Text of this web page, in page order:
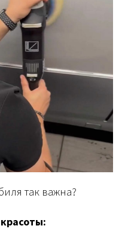
так важна?